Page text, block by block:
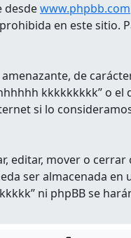
desdewww.phpbb.com
en este sitio.
de
kkkkkkkkk” o
si lo
editar, mover o
ser almacenada en
ni phpBB se